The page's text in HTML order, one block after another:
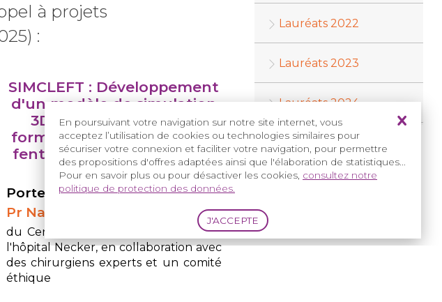
En poursuivant votre navigation sur notre site internet, vous
acceptez l’utilisation de cookies ou technologies similaires pour
sécuriser votre connexion et faciliter votre navigation, pour permettre
des propositions d'offres adaptées ainsi que l'élaboration de statistiques...
Pour en savoir plus ou pour désactiver les cookies, consultez notre
politique de protection des données.
à projets
:
SIMCLEFT : Développement
d'un modèle de simulation
3D réutilisable pour la
formation en chirurgie des
fentes vélo-labio-palatines
Porteur du projet :
Pr Natacha KADLUB
du Centre de Référence MAFACE de
l'hôpital Necker, en collaboration avec
des chirurgiens experts et un comité
éthique
Lauréats 2022
Lauréats 2023
Lauréats 2024